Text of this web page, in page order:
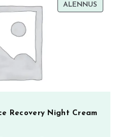
ALENNUS
Recovery Night Cream